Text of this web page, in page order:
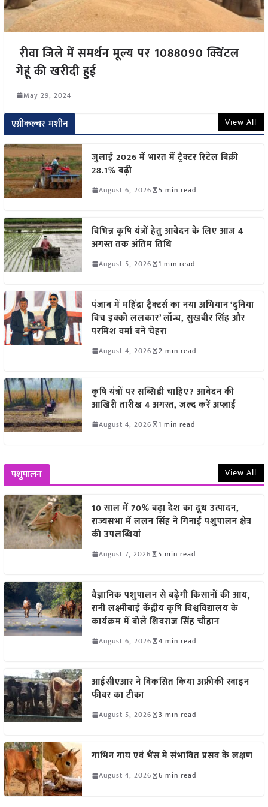
रीवा जिले में समर्थन मूल्य पर 1088090 क्विंटल
गेहूं की खरीदी हुई
May 29, 2024
एग्रीकल्चर मशीन View All
जुलाई 2026 में भारत में ट्रैक्टर रिटेल बिक्री
28.1% बढ़ी
August 6, 2026 5 min read
विभिन्न कृषि यंत्रों हेतु आवेदन के लिए आज 4
अगस्त तक अंतिम तिथि
August 5, 2026 1 min read
पंजाब में महिंद्रा ट्रैक्टर्स का नया अभियान ‘दुनिया
विच इक्को ललकार’ लॉन्च, सुखबीर सिंह और
परमिश वर्मा बने चेहरा
August 4, 2026 2 min read
कृषि यंत्रों पर सब्सिडी चाहिए? आवेदन की
आखिरी तारीख 4 अगस्त, जल्द करें अप्लाई
August 4, 2026 1 min read
पशुपालन View All
10 साल में 70% बढ़ा देश का दूध उत्पादन,
राज्यसभा में ललन सिंह ने गिनाईं पशुपालन क्षेत्र
की उपलब्धियां
August 7, 2026 5 min read
वैज्ञानिक पशुपालन से बढ़ेगी किसानों की आय,
रानी लक्ष्मीबाई केंद्रीय कृषि विश्वविद्यालय के
कार्यक्रम में बोले शिवराज सिंह चौहान
August 6, 2026 4 min read
आईसीएआर ने विकसित किया अफ्रीकी स्वाइन
फीवर का टीका
August 5, 2026 3 min read
गाभिन गाय एवं भैंस में संभावित प्रसव के लक्षण
August 4, 2026 6 min read